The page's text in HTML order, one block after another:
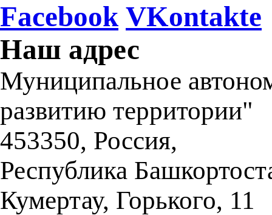
Facebook VKontakte
Наш адрес
Муниципальное
развитию территории"
453350, Россия,
Республика
Кумертау, Горького, 11